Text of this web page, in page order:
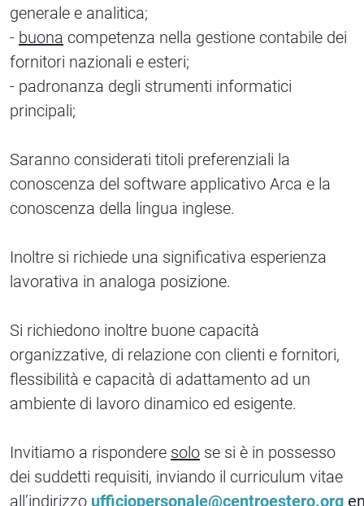
generale e analitica;
- buona competenza nella gestione contabile dei
fornitori nazionali e esteri;
- padronanza degli strumenti informatici
principali;
Saranno considerati titoli preferenziali la
conoscenza del software applicativo Arca e la
conoscenza della lingua inglese.
Inoltre si richiede una significativa esperienza
lavorativa in analoga posizione.
Si richiedono inoltre buone capacità
organizzative, di relazione con clienti e fornitori,
flessibilità e capacità di adattamento ad un
ambiente di lavoro dinamico ed esigente.
Invitiamo a rispondere solo se si è in possesso
dei suddetti requisiti, inviando il curriculum vitae
all’indirizzo ufficiopersonale@centroestero.org